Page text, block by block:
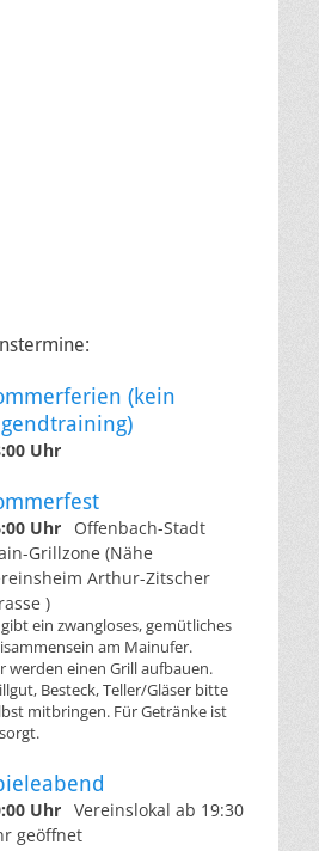
(kein
Uhr
Uhr
Offenbach-Stadt
Grillzone (Nähe
Arthur-Zitscher
)
gibt ein zwangloses, gemütliches
am Mainufer.
werden einen Grill aufbauen.
Besteck, Teller/Gläser bitte
mitbringen. Für Getränke ist
Uhr Vereinslokal ab 19:30
geöffnet